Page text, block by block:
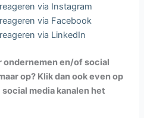
via Instagram
via Facebook
via LinkedIn
ondernemen en/of social
op? Klik dan ook even op
media kanalen het